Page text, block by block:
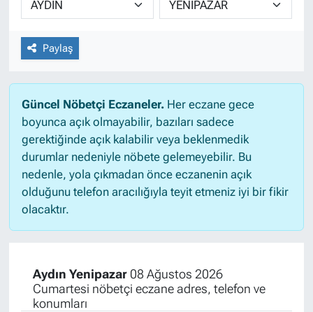
Paylaş
Güncel Nöbetçi Eczaneler.Her eczane gece
boyunca açık olmayabilir, bazıları sadece
gerektiğinde açık kalabilir veya beklenmedik
durumlar nedeniyle nöbete gelemeyebilir. Bu
nedenle, yola çıkmadan önce eczanenin açık
olduğunu telefon aracılığıyla teyit etmeniz iyi bir fikir
olacaktır.
Aydın Yenipazar08 Ağustos 2026
Cumartesi nöbetçi eczane adres, telefon ve
konumları